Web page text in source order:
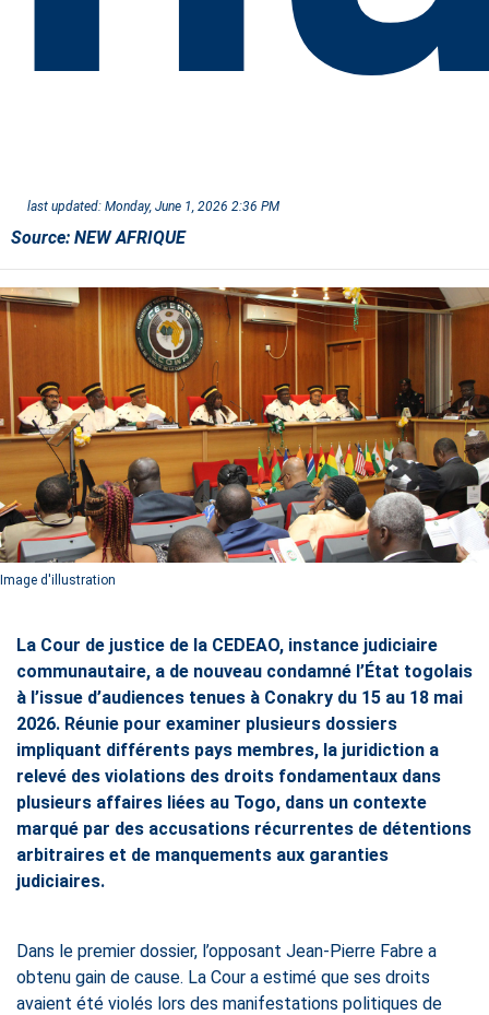
last updated: Monday, June 1, 2026 2:36 PM
Source: NEW AFRIQUE
Image d'illustration
La Cour de justice de la CEDEAO, instance judiciaire
communautaire, a de nouveau condamné l’État togolais
à l’issue d’audiences tenues à Conakry du 15 au 18 mai
2026. Réunie pour examiner plusieurs dossiers
impliquant différents pays membres, la juridiction a
relevé des violations des droits fondamentaux dans
plusieurs affaires liées au Togo, dans un contexte
marqué par des accusations récurrentes de détentions
arbitraires et de manquements aux garanties
judiciaires.
Dans le premier dossier, l’opposant Jean-Pierre Fabre a
obtenu gain de cause. La Cour a estimé que ses droits
avaient été violés lors des manifestations politiques de